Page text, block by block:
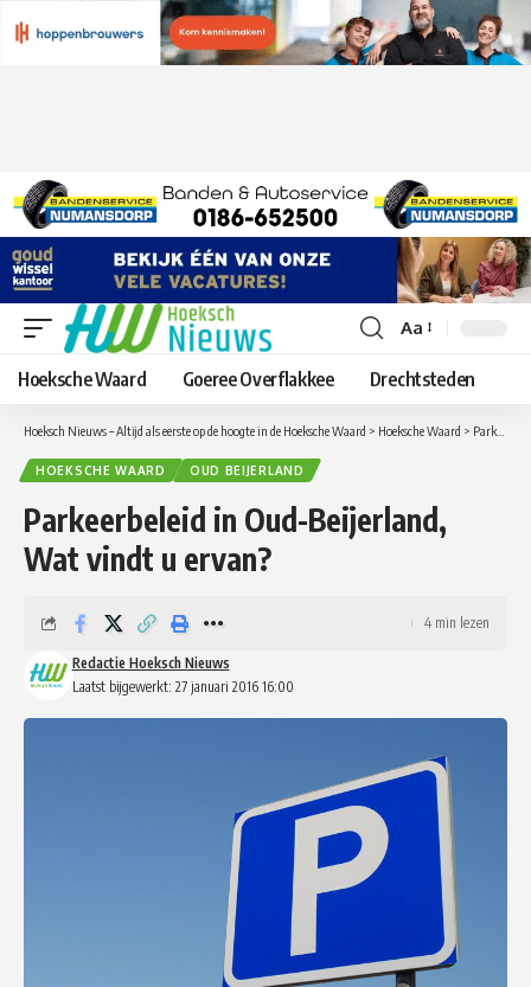
Lettergrootte
aanpassen
Aa
Hoeksche Waard Goeree Overflakkee Drechtsteden
Hoeksch Nieuws – Altijd als eerste op de hoogte in de Hoeksche Waard > Hoeksche Waard > Parkeerbeleid in Oud-Beijerland, Wat vindt u ervan?
HOEKSCHE WAARD OUD BEIJERLAND
Parkeerbeleid in Oud-Beijerland,
Wat vindt u ervan?
Laatst bijgewerkt: 27 januari 2016 16:00
Redactie Hoeksch Nieuws
4 min lezen